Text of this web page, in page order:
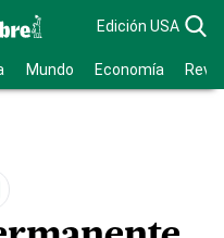
Edición USA
Mundo Economía